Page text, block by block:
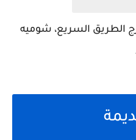
الطريق السريع، شوميه